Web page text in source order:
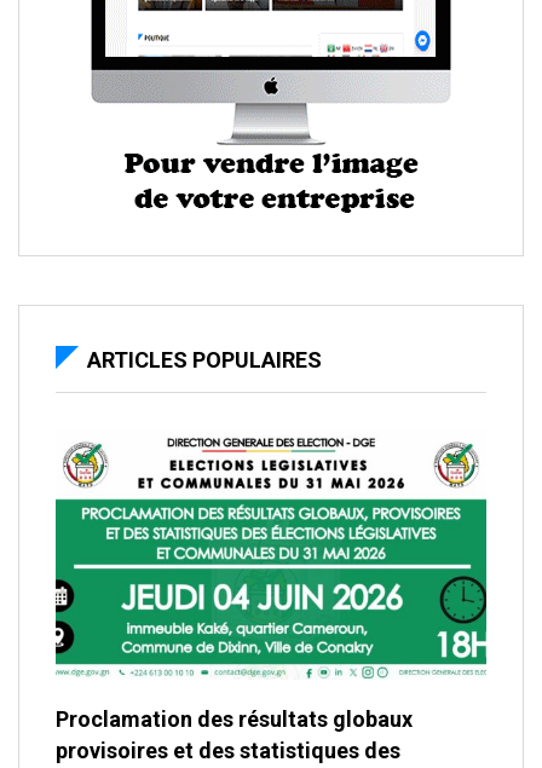
ARTICLES POPULAIRES
Proclamation des résultats globaux
provisoires et des statistiques des